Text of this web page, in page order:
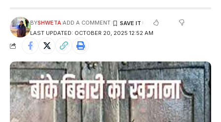
LAST UPDATED: OCTOBER 20, 2025 12:52 AM
BYSHWETA ADD A COMMENT